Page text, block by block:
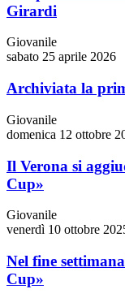
Girardi
Giovanile
sabato 25 aprile 2026
Archiviata la
Giovanile
domenica 12 ottobre
Il Verona si
Cup»
Giovanile
venerdì 10 ottobre
Nel fine
Cup»